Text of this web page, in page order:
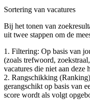
Sortering van vacatures
Bij het tonen van
uit twee stappen om de
1. Filtering: Op basis van
(zoals trefwoord,
vacatures die niet aan deze
2. Rangschikking
gerangschikt op basis van
score wordt als volgt